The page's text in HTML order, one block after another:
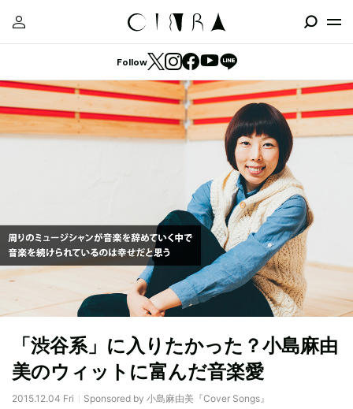
Follow
「渋谷系」に入りたかった？小島麻由
美のウィットに富んだ音楽愛
2015.12.04 Fri Sponsored by 小島麻由美『Cover Songs』